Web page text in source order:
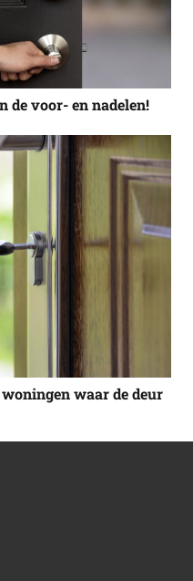
de voor- en nadelen!
waar de deur